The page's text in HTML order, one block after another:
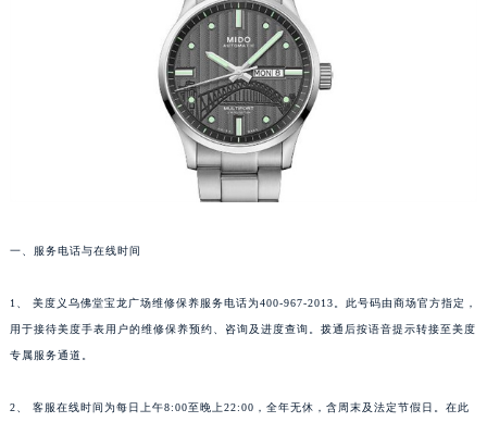
一、服务电话与在线时间
1、 美度义乌佛堂宝龙广场维修保养服务电话为400-967-2013。此号码由商场官方指定，
用于接待美度手表用户的维修保养预约、咨询及进度查询。拨通后按语音提示转接至美度
专属服务通道。
2、 客服在线时间为每日上午8:00至晚上22:00，全年无休，含周末及法定节假日。在此